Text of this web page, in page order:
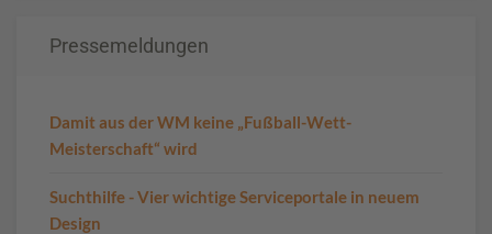
Pressemeldungen
Damit aus der WM keine „Fußball-Wett-
Meisterschaft“ wird
Suchthilfe - Vier wichtige Serviceportale in neuem
Design